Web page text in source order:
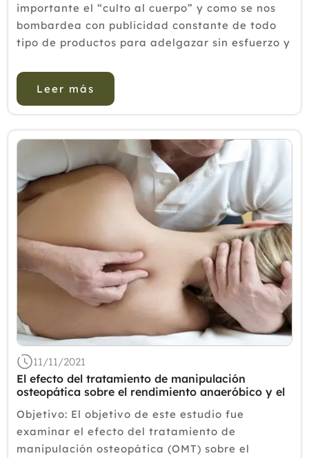
importante el “culto al cuerpo” y como se nos
bombardea con publicidad constante de todo
tipo de productos para adelgazar sin esfuerzo y
cuestión estética e...
Leer más
11/11/2021
El efecto del tratamiento de manipulación
osteopática sobre el rendimiento anaeróbico y el
Objetivo: El objetivo de este estudio fue
examinar el efecto del tratamiento de
manipulación osteopática (OMT) sobre el